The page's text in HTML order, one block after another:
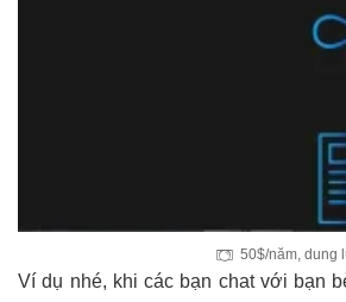
50$/năm, dung
Ví dụ nhé, khi các bạn chat với bạn